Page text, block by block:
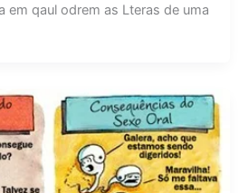
em qaul odrem as Lteras de uma